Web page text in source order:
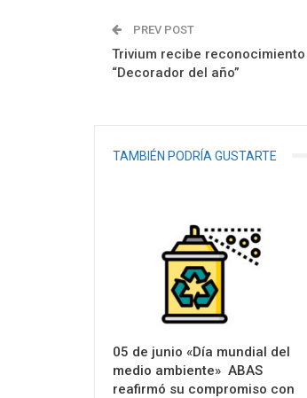
PREV POST
Trivium recibe
“Decorador del año”
TAMBIÉN PODRÍA GUSTARTE
05 de junio «Día mundial del
medio ambiente» ABAS
reafirmó su compromiso con